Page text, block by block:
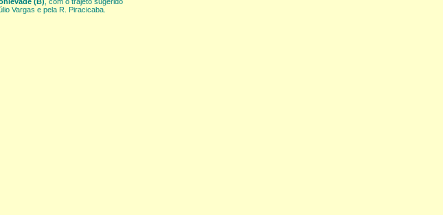
Vargas e pela R. Piracicaba.